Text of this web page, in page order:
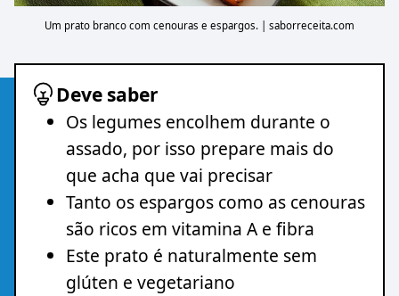
Um prato branco com cenouras e espargos. | saborreceita.com
Deve saber
Os legumes encolhem durante o
assado, por isso prepare mais do
que acha que vai precisar
Tanto os espargos como as cenouras
são ricos em vitamina A e fibra
Este prato é naturalmente sem
glúten e vegetariano